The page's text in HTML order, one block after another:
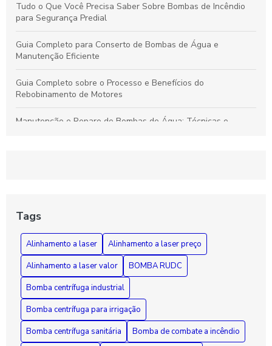
Tudo o Que Você Precisa Saber Sobre Bombas de Incêndio
para Segurança Predial
Guia Completo para Conserto de Bombas de Água e
Manutenção Eficiente
Guia Completo sobre o Processo e Benefícios do
Rebobinamento de Motores
Manutenção e Reparo de Bombas de Água: Técnicas e
Funcionamento e Manutenção Fundamental
Como Diagnosticar e Reparar Bombas d'Água com Segurança
e Eficiência
Tags
Alinhamento a laser
Alinhamento a laser preço
Alinhamento a laser valor
BOMBA RUDC
Bomba centrífuga industrial
Bomba centrífuga para irrigação
Bomba centrífuga sanitária
Bomba de combate a incêndio